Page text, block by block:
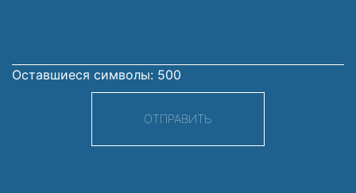
Оставшиеся символы: 500
ОТПРАВИТЬ